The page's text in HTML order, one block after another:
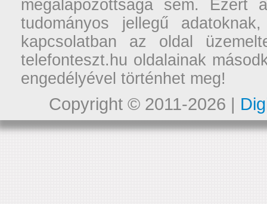
megalapozottsága sem. Ezért
tudományos jellegű
kapcsolatban az oldal
telefonteszt.hu oldalainak
engedélyével történhet meg!
Copyright © 2011-2026 |